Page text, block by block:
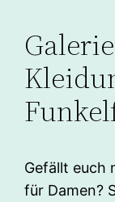
Gefällt euch
für Damen?